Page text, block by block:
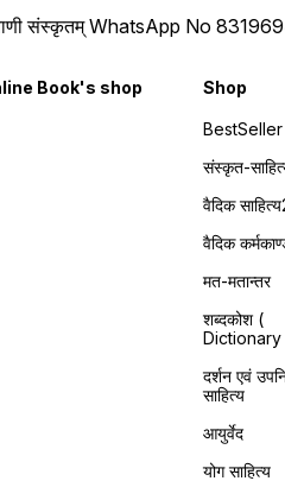
संस्कृतम् WhatsApp No
Book's shop Shop
BestSeller
संस्कृत-
वैदिक
वैदिक
मत-मतान्तर
शब्दकोश (
Dictionary
दर्शन एवं
साहित्य
आयुर्वेद
योग साहित्य